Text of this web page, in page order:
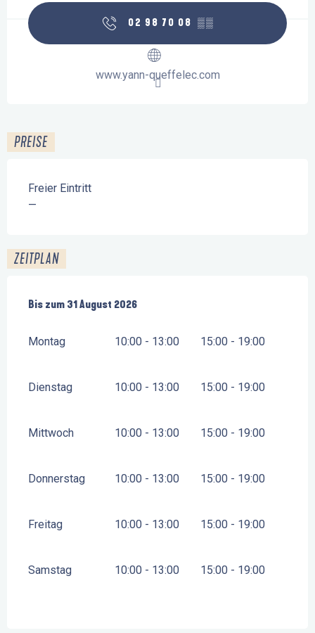
02 98 70 08 ▒▒
www.yann-queffelec.com
PREISE
Freier Eintritt
—
ZEITPLAN
vom4 Juli 2026bis zum31 August 2026
Bis zum 31 August 2026
Montag 10:00 - 13:00 15:00 - 19:00
Dienstag 10:00 - 13:00 15:00 - 19:00
Mittwoch 10:00 - 13:00 15:00 - 19:00
Donnerstag 10:00 - 13:00 15:00 - 19:00
Freitag 10:00 - 13:00 15:00 - 19:00
Samstag 10:00 - 13:00 15:00 - 19:00